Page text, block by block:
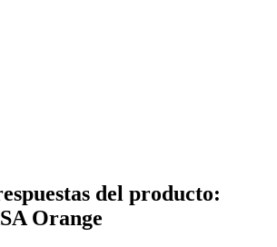
del producto:
Orange